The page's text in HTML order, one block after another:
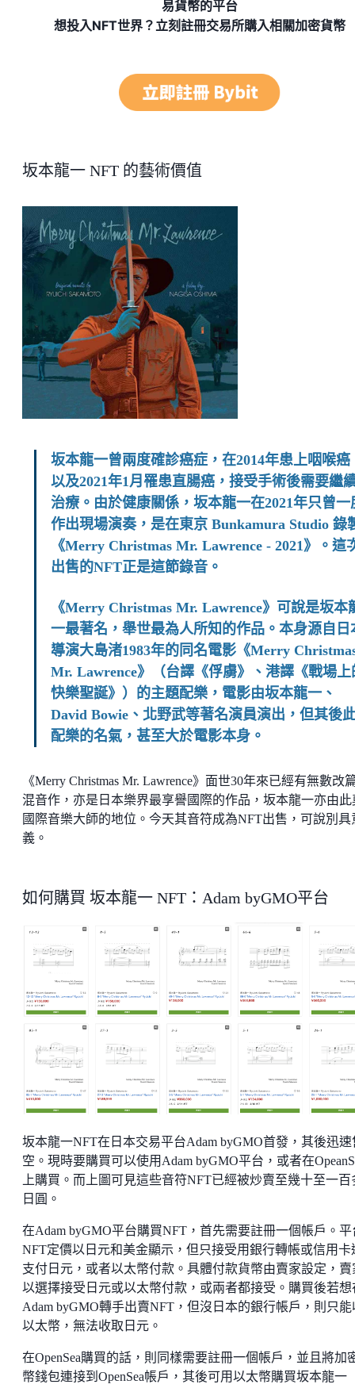
易貨幣的平台
想投入NFT世界？立刻註冊交易所購入相關加密貨幣
坂本龍一 NFT 的藝術價值
坂本龍一曾兩度確診癌症，在2014年患上咽喉癌
以及2021年1月罹患直腸癌，接受手術後需要繼
治療。由於健康關係，坂本龍一在2021年只曾一
作出現場演奏，是在東京 Bunkamura Studio 錄
《Merry Christmas Mr. Lawrence - 2021》。這
出售的NFT正是這節錄音。
《Merry Christmas Mr. Lawrence》可說是坂本
一最著名，舉世最為人所知的作品。本身源自日
導演大島渚1983年的同名電影《Merry
Mr. Lawrence》（台譯《俘虜》、港譯《戰場上
快樂聖誕》）的主題配樂，電影由坂本龍一、
David Bowie、北野武等著名演員演出，但其後
配樂的名氣，甚至大於電影本身。
《Merry Christmas Mr. Lawrence》面世30年來已經有無數改
混音作，亦是日本樂界最享譽國際的作品，坂本龍一亦由此
國際音樂大師的地位。今天其音符成為NFT出售，可說別具
義。
如何購買 坂本龍一 NFT：Adam byGMO平台
坂本龍一NFT在日本交易平台Adam byGMO首發，其後迅速
空。現時要購買可以使用Adam byGMO平台，或者在
上購買。而上圖可見這些音符NFT已經被炒賣至幾十至一百
日圓。
在Adam byGMO平台購買NFT，首先需要註冊一個帳戶。平
NFT定價以日元和美金顯示，但只接受用銀行轉帳或信用卡
支付日元，或者以太幣付款。具體付款貨幣由賣家設定，賣
以選擇接受日元或以太幣付款，或兩者都接受。購買後若想
Adam byGMO轉手出賣NFT，但沒日本的銀行帳戶，則只能
以太幣，無法收取日元。
在OpenSea購買的話，則同樣需要註冊一個帳戶，並且將加
幣錢包連接到OpenSea帳戶，其後可用以太幣購買坂本龍一